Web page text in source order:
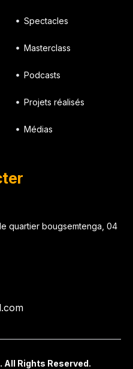
Spectacles
Masterclass
Podcasts
Projets réalisés
Médias
quartier bougsemtenga, 04
. All Rights Reserved.